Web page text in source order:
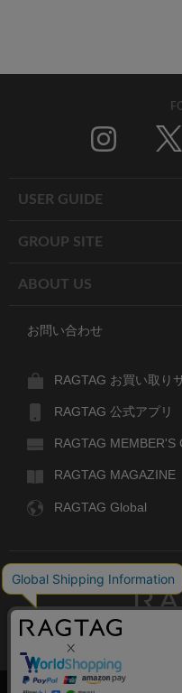
USER GUIDE
GROUP SITE
ABOUT US
お問い合わせ
RAGTAG お買い取り
RAGTAG 公式アプリ
RAGTAG MEMBER'S
RAGTAG MAGAZINE
RAGTAG Global
デザイナーズブランド